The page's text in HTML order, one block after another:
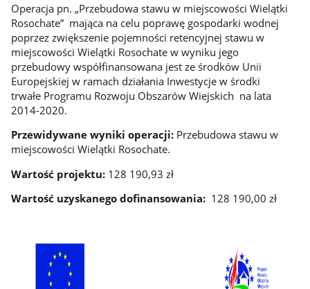
Operacja pn. „Przebudowa stawu w miejscowości Wielątki
Rosochate” mająca na celu poprawę gospodarki wodnej
poprzez zwiększenie pojemności retencyjnej stawu w
miejscowości Wielątki Rosochate w wyniku jego
przebudowy współfinansowana jest ze środków Unii
Europejskiej w ramach działania Inwestycje w środki
trwałe Programu Rozwoju Obszarów Wiejskich na lata
2014-2020.
Przewidywane wyniki operacji: Przebudowa stawu w
miejscowości Wielątki Rosochate.
Wartość projektu: 128 190,93 zł
Wartość uzyskanego dofinansowania: 128 190,00 zł